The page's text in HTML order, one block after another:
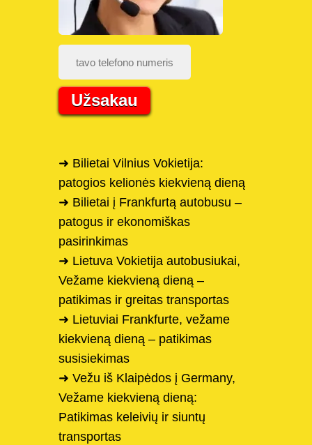
Užsakau
➜ Bilietai Vilnius Vokietija:
patogios kelionės kiekvieną dieną
➜ Bilietai į Frankfurtą autobusu –
patogus ir ekonomiškas
pasirinkimas
➜ Lietuva Vokietija autobusiukai,
Vežame kiekvieną dieną –
patikimas ir greitas transportas
➜ Lietuviai Frankfurte, vežame
kiekvieną dieną – patikimas
susisiekimas
➜ Vežu iš Klaipėdos į Germany,
Vežame kiekvieną dieną:
Patikimas keleivių ir siuntų
transportas